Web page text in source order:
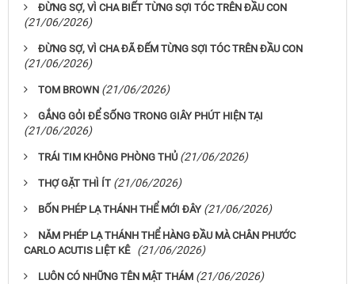
ĐỪNG SỢ, VÌ CHA BIẾT TỪNG SỢI TÓC TRÊN ĐẦU CON
(21/06/2026)
ĐỪNG SỢ, VÌ CHA ĐÃ ĐẾM TỪNG SỢI TÓC TRÊN ĐẦU CON
(21/06/2026)
TOM BROWN (21/06/2026)
GẮNG GỎI ĐỂ SỐNG TRONG GIÂY PHÚT HIỆN TẠI
(21/06/2026)
TRÁI TIM KHÔNG PHÒNG THỦ (21/06/2026)
THỢ GẶT THÌ ÍT (21/06/2026)
BỐN PHÉP LẠ THÁNH THỂ MỚI ĐÂY (21/06/2026)
NĂM PHÉP LẠ THÁNH THỂ HÀNG ĐẦU MÀ CHÂN PHƯỚC
CARLO ACUTIS LIỆT KÊ (21/06/2026)
LUÔN CÓ NHỮNG TÊN MẬT THÁM (21/06/2026)